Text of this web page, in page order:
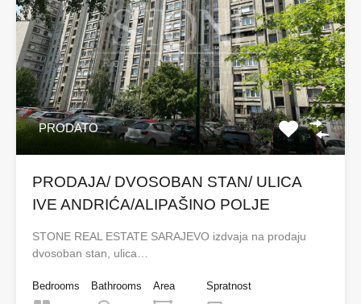
PRODATO
PRODAJA/ DVOSOBAN STAN/ ULICA
IVE ANDRIĆA/ALIPAŠINO POLJE
STONE REAL ESTATE SARAJEVO izdvaja na prodaju
dvosoban stan, ulica…
Bedrooms
Bathrooms
Area
Spratnost